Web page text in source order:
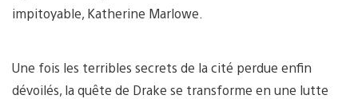
impitoyable, Katherine Marlowe.
Une fois les terribles secrets de la cité perdue enfin
dévoilés, la quête de Drake se transforme en une lutte